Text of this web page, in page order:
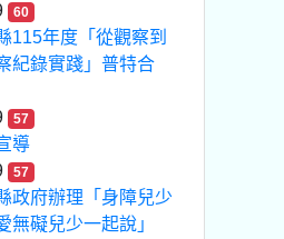
60
115年度「從觀察到
紀錄實踐」普特合
57
導
57
政府辦理「身障兒少
礙兒少一起說」